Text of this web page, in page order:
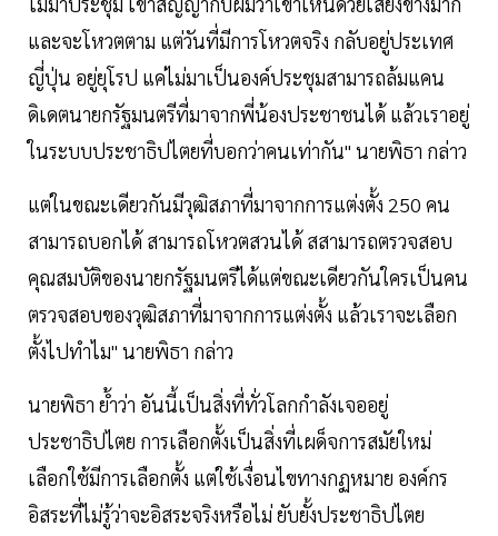
และจะโหวตตาม แต่วันที่มีการโหวตจริง กลับอยู่ประเทศ
ญี่ปุ่น อยู่ยุโรป แค่ไม่มาเป็นองค์ประชุมสามารถล้มแคน
ดิเดตนายกรัฐมนตรีที่มาจากพี่น้องประชาชนได้ แล้วเราอยู่
ในระบบประชาธิปไตยที่บอกว่าคนเท่ากัน" นายพิธา กล่าว
แต่ในขณะเดียวกันมีวุฒิสภาที่มาจากการแต่งตั้ง 250 คน
สามารถบอกได้ สามารถโหวตสวนได้ สสามารถตรวจสอบ
คุณสมบัติของนายกรัฐมนตรีได้แต่ขณะเดียวกันใครเป็นคน
ตรวจสอบของวุฒิสภาที่มาจากการแต่งตั้ง แล้วเราจะเลือก
ตั้งไปทำไม" นายพิธา กล่าว
นายพิธา ย้ำว่า อันนี้เป็นสิ่งที่ทั่วโลกกำลังเจออยู่
ประชาธิปไตย การเลือกตั้งเป็นสิ่งที่เผด็จการสมัยใหม่
เลือกใช้มีการเลือกตั้ง แต่ใช้เงื่อนไขทางกฏหมาย องค์กร
อิสระที่ไม่รู้ว่าจะอิสระจริงหรือไม่ ยับยั้งประชาธิปไตย